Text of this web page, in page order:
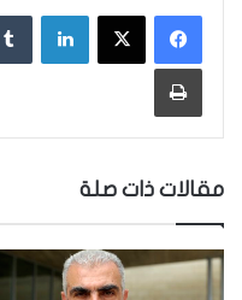
لينكدإن
طباعة
مقالات ذات صلة